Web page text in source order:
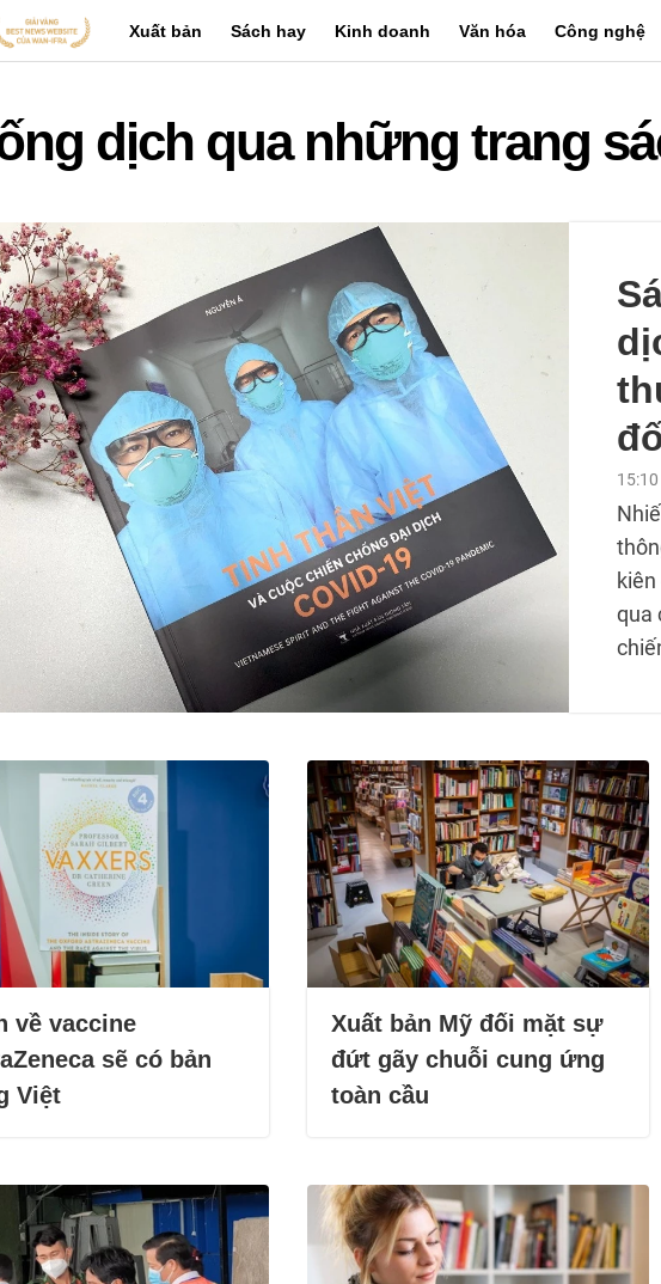
Xuất bản Sách hay Kinh doanh Văn hóa Công nghệ
dịch qua những trang
qua
về vaccine
sẽ có bản
Việt
Xuất bản Mỹ đối mặt sự
đứt gãy chuỗi cung ứng
toàn cầu